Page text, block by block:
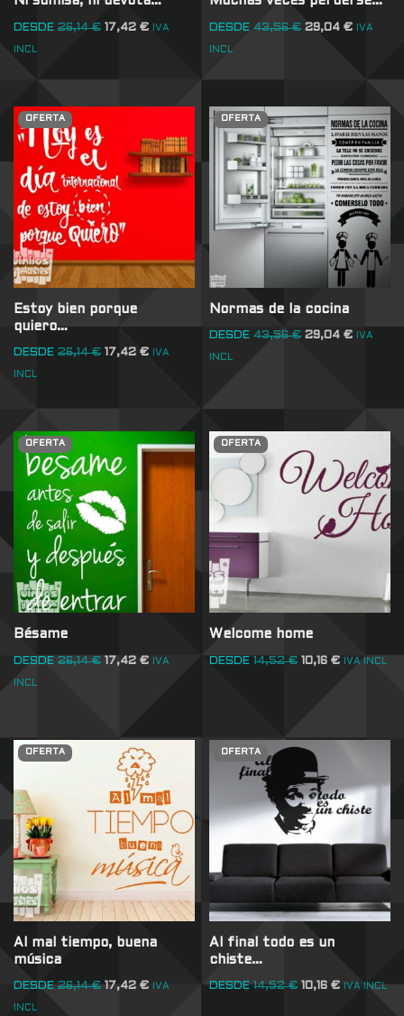
DESDE 26,14€ 17,42 € IVA
INCL
DESDE 43,56€ 29,04€ IVA
INCL
OFERTA
Estoy bien porque
quiero…
DESDE 26,14€ 17,42 € IVA
INCL
OFERTA
Normas de la cocina
DESDE 43,56€ 29,04€ IVA
INCL
OFERTA
Bésame
DESDE 26,14€ 17,42 € IVA
INCL
OFERTA
Welcome home
DESDE 14,52€ 10,16€ IVA INCL
OFERTA
Al mal tiempo, buena
música
DESDE 26,14€ 17,42 € IVA
INCL
OFERTA
Al final todo es un
chiste…
DESDE 14,52€ 10,16€ IVA INCL